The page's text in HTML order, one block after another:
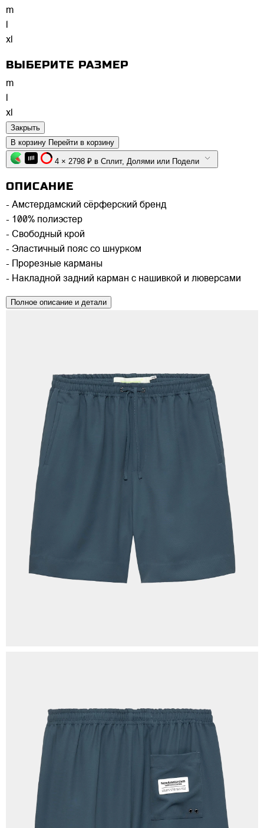
m
l
xl
ВЫБЕРИТЕ РАЗМЕР
m
xl
Закрыть
В корзину Перейти в корзину
4 × 2798 ₽ в Сплит, Долями или Подели
ОПИСАНИЕ
- Амстердамский сёрферский бренд
- 100% полиэстер
- Свободный крой
- Эластичный пояс со шнурком
- Прорезные карманы
- Накладной задний карман с нашивкой и люверсами
Полное описание и детали